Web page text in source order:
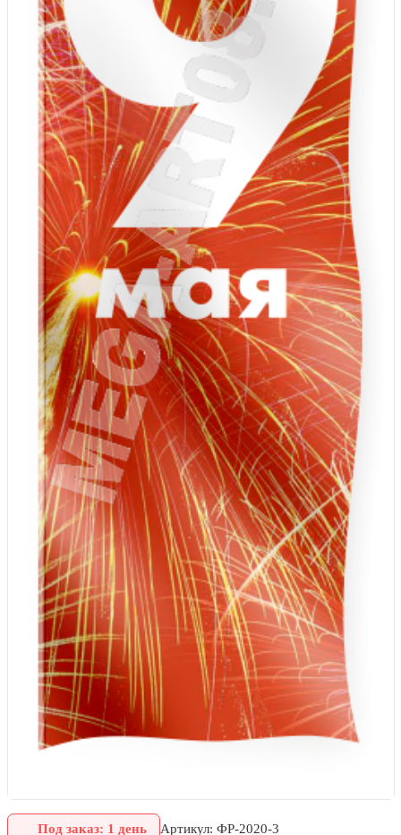
7 ноября, День проведения военного
парада на Красной площади
7 ноября, День Октябрьской
революции
10 ноября, День сотрудника органов
внутренних дел РФ
13 ноября, День Войск РХБЗ
19 ноября, День Ракетных Войск и
Артиллерии
День матери (последнее воскресенье
ноября)
5 декабря, День начала
контрнаступления советских войск
9 декабря, Международный день
борьбы с коррупцией
9 декабря, День Героев Отечества
12 декабря, День конституции РФ
20 декабря, День работника органов
безопасности
Новогоднее оформление
Рождество Христово
19 января, Крещение Господне
22 января, День дедушки
25 января, Татьянин день
14 февраля, День Святого
Валентина
15 февраля, День памяти о
россиянах...
Масленица
23 февраля, День защитника
Отечества
8 марта, Международный женский
деньПод заказ: 1 день Артикул: ФР-2020-3